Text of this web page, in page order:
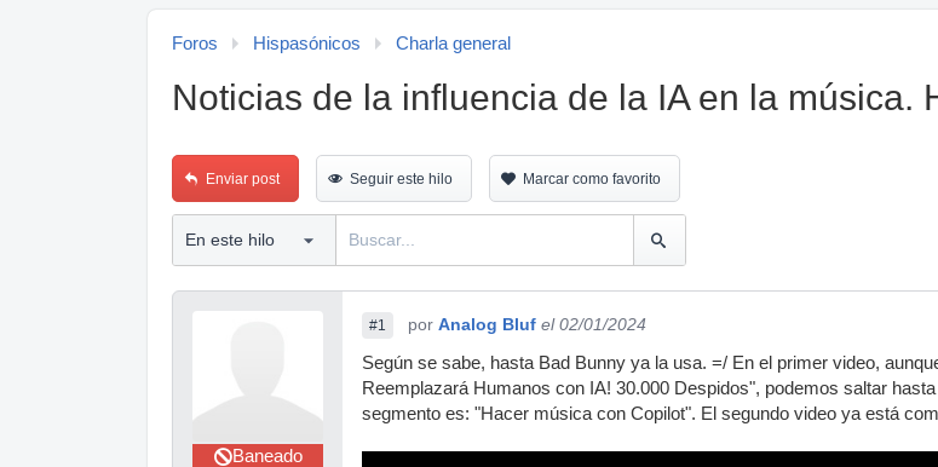
Foros Hispasónicos Charla general
Noticias de la influencia de la IA en la música.
Enviar post Seguir este hilo Marcar como favorito
Baneado
#1 por Analog Bluf el 02/01/2024
Según se sabe, hasta Bad Bunny ya la usa. =/ En el primer video,
Reemplazará Humanos con IA! 30.000 Despidos", podemos saltar
segmento es: "Hacer música con Copilot". El segundo video ya está